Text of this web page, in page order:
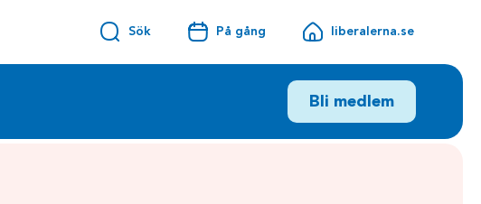
Sök På gång liberalerna.se
Bli medlem